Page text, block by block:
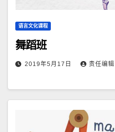
语言文化课程
舞蹈班
2019年5月17日 责任编辑